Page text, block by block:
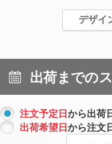
デザイ
出荷までの
注文予定日から出荷
出荷希望日から注文